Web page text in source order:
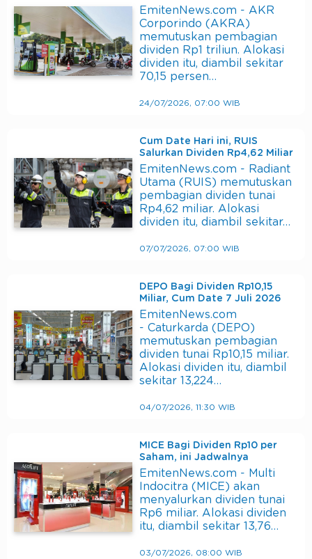
EmitenNews.com - AKR
Corporindo (AKRA)
memutuskan pembagian
dividen Rp1 triliun. Alokasi
dividen itu, diambil sekitar
70,15 persen…
24/07/2026, 07:00 WIB
Cum Date Hari ini, RUIS
Salurkan Dividen Rp4,62 Miliar
EmitenNews.com - Radiant
Utama (RUIS) memutuskan
pembagian dividen tunai
Rp4,62 miliar. Alokasi
dividen itu, diambil sekitar…
07/07/2026, 07:00 WIB
DEPO Bagi Dividen Rp10,15
Miliar, Cum Date 7 Juli 2026
EmitenNews.com
- Caturkarda (DEPO)
memutuskan pembagian
dividen tunai Rp10,15 miliar.
Alokasi dividen itu, diambil
sekitar 13,224…
04/07/2026, 11:30 WIB
MICE Bagi Dividen Rp10 per
Saham, ini Jadwalnya
EmitenNews.com - Multi
Indocitra (MICE) akan
menyalurkan dividen tunai
Rp6 miliar. Alokasi dividen
itu, diambil sekitar 13,76…
03/07/2026, 08:00 WIB